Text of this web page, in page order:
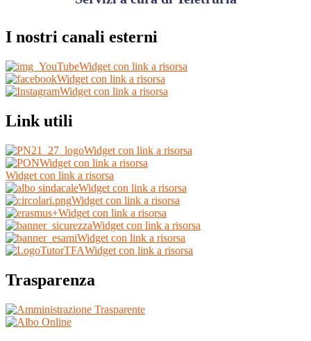
I nostri canali esterni
Widget con link a risorsa
Widget con link a risorsa
Widget con link a risorsa
Link utili
Widget con link a risorsa
Widget con link a risorsa
Widget con link a risorsa
Widget con link a risorsa
Widget con link a risorsa
Widget con link a risorsa
Widget con link a risorsa
Widget con link a risorsa
Widget con link a risorsa
Trasparenza